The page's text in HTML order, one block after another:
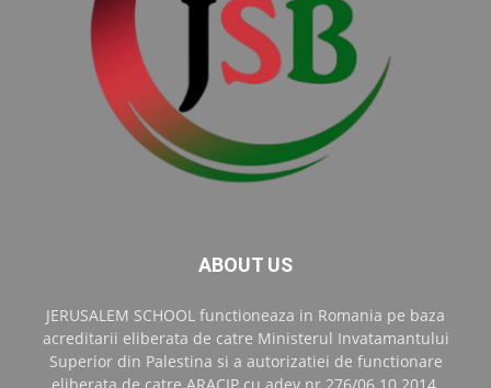
ABOUT US
JERUSALEM SCHOOL functioneaza in Romania pe baza
acreditarii eliberata de catre Ministerul Invatamantului
Superior din Palestina si a autorizatiei de functionare